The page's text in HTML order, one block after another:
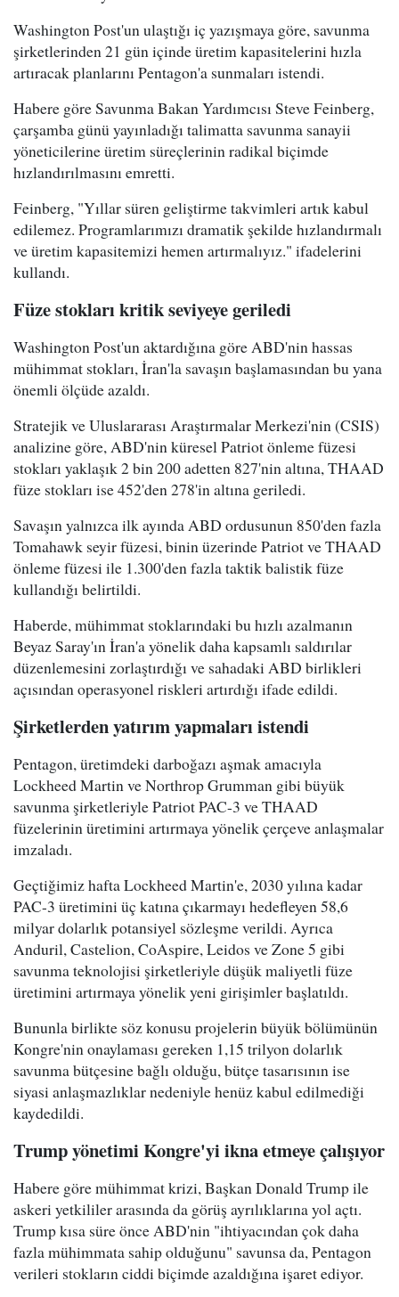
Washington Post'un ulaştığı iç yazışmaya göre, savunma
şirketlerinden 21 gün içinde üretim kapasitelerini hızla
artıracak planlarını Pentagon'a sunmaları istendi.
Habere göre Savunma Bakan Yardımcısı Steve Feinberg,
çarşamba günü yayınladığı talimatta savunma sanayii
yöneticilerine üretim süreçlerinin radikal biçimde
hızlandırılmasını emretti.
Feinberg, "Yıllar süren geliştirme takvimleri artık kabul
edilemez. Programlarımızı dramatik şekilde hızlandırmalı
ve üretim kapasitemizi hemen artırmalıyız." ifadelerini
kullandı.
Füze stokları kritik seviyeye geriledi
Washington Post'un aktardığına göre ABD'nin hassas
mühimmat stokları, İran'la savaşın başlamasından bu yana
önemli ölçüde azaldı.
Stratejik ve Uluslararası Araştırmalar Merkezi'nin (CSIS)
analizine göre, ABD'nin küresel Patriot önleme füzesi
stokları yaklaşık 2 bin 200 adetten 827'nin altına, THAAD
füze stokları ise 452'den 278'in altına geriledi.
Savaşın yalnızca ilk ayında ABD ordusunun 850'den fazla
Tomahawk seyir füzesi, binin üzerinde Patriot ve THAAD
önleme füzesi ile 1.300'den fazla taktik balistik füze
kullandığı belirtildi.
Haberde, mühimmat stoklarındaki bu hızlı azalmanın
Beyaz Saray'ın İran'a yönelik daha kapsamlı saldırılar
düzenlemesini zorlaştırdığı ve sahadaki ABD birlikleri
açısından operasyonel riskleri artırdığı ifade edildi.
Şirketlerden yatırım yapmaları istendi
Pentagon, üretimdeki darboğazı aşmak amacıyla
Lockheed Martin ve Northrop Grumman gibi büyük
savunma şirketleriyle Patriot PAC-3 ve THAAD
füzelerinin üretimini artırmaya yönelik çerçeve anlaşmalar
imzaladı.
Geçtiğimiz hafta Lockheed Martin'e, 2030 yılına kadar
PAC-3 üretimini üç katına çıkarmayı hedefleyen 58,6
milyar dolarlık potansiyel sözleşme verildi. Ayrıca
Anduril, Castelion, CoAspire, Leidos ve Zone 5 gibi
savunma teknolojisi şirketleriyle düşük maliyetli füze
üretimini artırmaya yönelik yeni girişimler başlatıldı.
Bununla birlikte söz konusu projelerin büyük bölümünün
Kongre'nin onaylaması gereken 1,15 trilyon dolarlık
savunma bütçesine bağlı olduğu, bütçe tasarısının ise
siyasi anlaşmazlıklar nedeniyle henüz kabul edilmediği
kaydedildi.
Trump yönetimi Kongre'yi ikna etmeye çalışıyor
Habere göre mühimmat krizi, Başkan Donald Trump ile
askeri yetkililer arasında da görüş ayrılıklarına yol açtı.
Trump kısa süre önce ABD'nin "ihtiyacından çok daha
fazla mühimmata sahip olduğunu" savunsa da, Pentagon
verileri stokların ciddi biçimde azaldığına işaret ediyor.